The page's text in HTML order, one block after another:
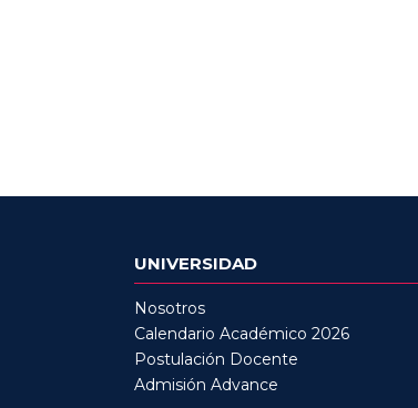
UNIVERSIDAD
Nosotros
Calendario Académico 2026
Postulación Docente
Admisión Advance